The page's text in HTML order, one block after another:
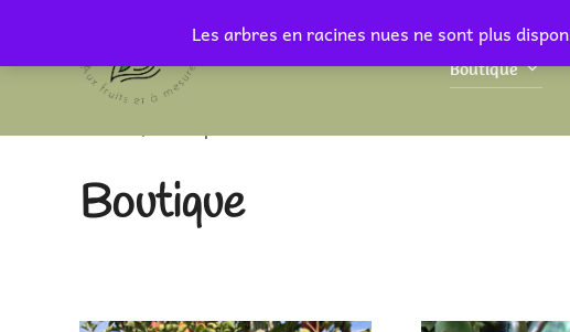
Les arbres en racines nues ne sont plus
contenu
Boutique
Boutique